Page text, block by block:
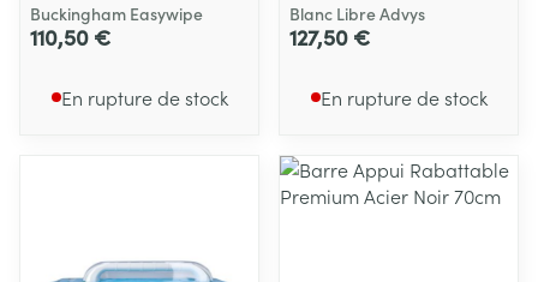
Buckingham Easywipe
110,50 €
En rupture de stock
Blanc Libre Advys
127,50 €
En rupture de stock